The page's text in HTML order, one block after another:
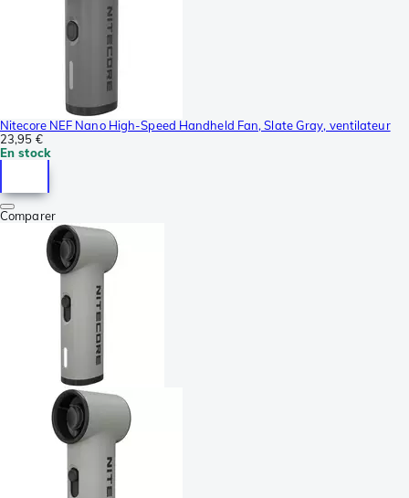
Nitecore NEF Nano High-Speed Handheld Fan, Slate Gray, ventilateur
23,95 €
En stock
Comparer